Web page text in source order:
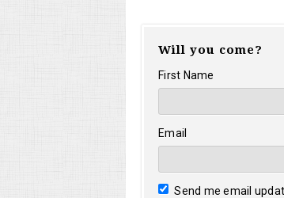
Will you come?
First Name
Email
Send me email